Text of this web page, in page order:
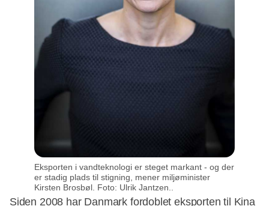
Eksporten i vandteknologi er steget markant - og der
er stadig plads til stigning, mener miljøminister
Kirsten Brosbøl. Foto: Ulrik Jantzen..
Siden 2008 har Danmark fordoblet eksporten til Kina